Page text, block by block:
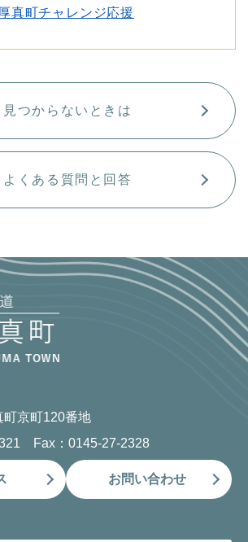
厚真町チャレンジ応援
見つからないときは
よくある質問と回答
町京町120番地
Fax：0145-27-2328
お問い合わせ